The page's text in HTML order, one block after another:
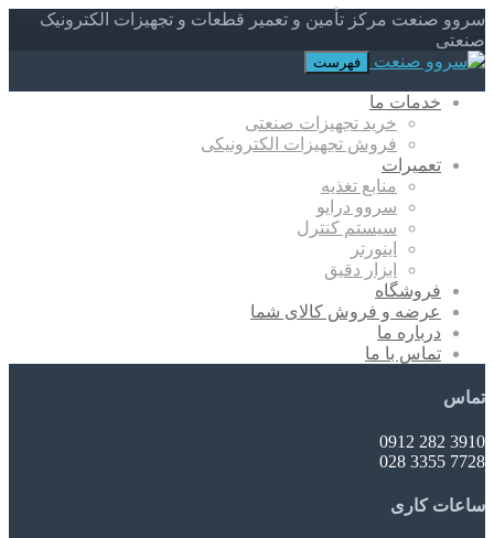
سروو صنعت مرکز تأمین و تعمیر قطعات و تجهیزات الکترونیک
صنعتی
فهرست
خدمات ما
خرید تجهیزات صنعتی
فروش تجهیزات الکترونیکی
تعمیرات
منابع تغذیه
سروو درایو
سیستم کنترل
اینورتر
ابزار دقیق
فروشگاه
عرضه و فروش کالای شما
درباره ما
تماس با ما
تماس
3910 282 0912
7728 3355 028
ساعات کاری